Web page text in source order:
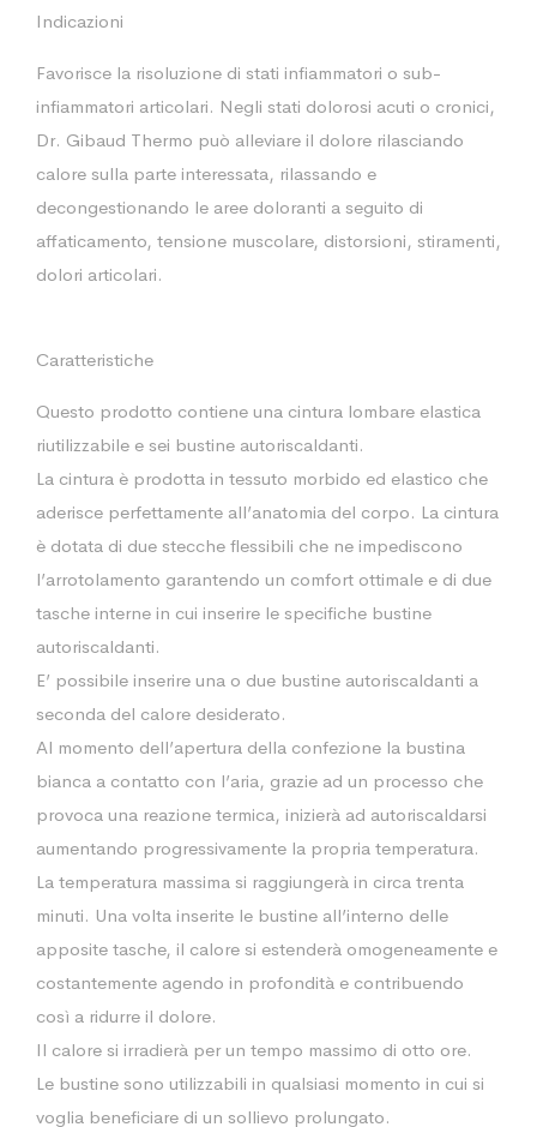
Indicazioni
Favorisce la risoluzione di stati infiammatori o sub-
infiammatori articolari. Negli stati dolorosi acuti o cronici,
Dr. Gibaud Thermo può alleviare il dolore rilasciando
calore sulla parte interessata, rilassando e
decongestionando le aree doloranti a seguito di
affaticamento, tensione muscolare, distorsioni, stiramenti,
dolori articolari.
Caratteristiche
Questo prodotto contiene una cintura lombare elastica
riutilizzabile e sei bustine autoriscaldanti.
La cintura è prodotta in tessuto morbido ed elastico che
aderisce perfettamente all’anatomia del corpo. La cintura
è dotata di due stecche flessibili che ne impediscono
l’arrotolamento garantendo un comfort ottimale e di due
tasche interne in cui inserire le specifiche bustine
autoriscaldanti.
E’ possibile inserire una o due bustine autoriscaldanti a
seconda del calore desiderato.
Al momento dell’apertura della confezione la bustina
bianca a contatto con l’aria, grazie ad un processo che
provoca una reazione termica, inizierà ad autoriscaldarsi
aumentando progressivamente la propria temperatura.
La temperatura massima si raggiungerà in circa trenta
minuti. Una volta inserite le bustine all’interno delle
apposite tasche, il calore si estenderà omogeneamente e
costantemente agendo in profondità e contribuendo
così a ridurre il dolore.
Il calore si irradierà per un tempo massimo di otto ore.
Le bustine sono utilizzabili in qualsiasi momento in cui si
voglia beneficiare di un sollievo prolungato.